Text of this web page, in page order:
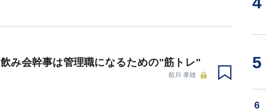
飲み会幹事は管理職になるための"筋トレ"
前川 孝雄